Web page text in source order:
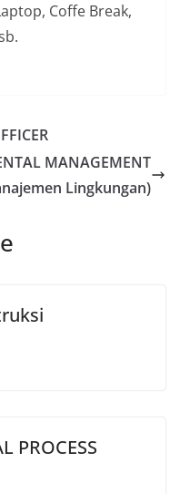
Coffe Break,
MANAGEMENT
Lingkungan)
PROCESS